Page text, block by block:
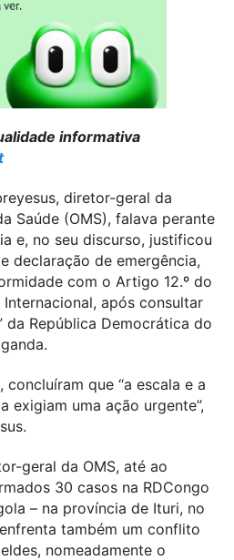
informativa
diretor-geral da
Saúde (OMS), falava perante
e, no seu discurso, justificou
declaração de emergência,
com o Artigo 12.º do
após consultar
da República Democrática do
concluíram que “a escala e a
exigiam uma ação urgente”,
geral da OMS, até ao
30 casos na RDCongo
– na província de Ituri, no
também um conflito
nomeadamente o